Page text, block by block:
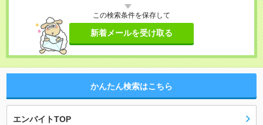
この検索条件を保存して
新着メールを受け取る
かんたん検索はこちら
エンバイトTOP